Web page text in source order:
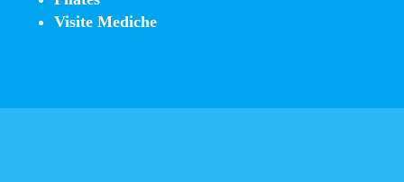
Visite Mediche